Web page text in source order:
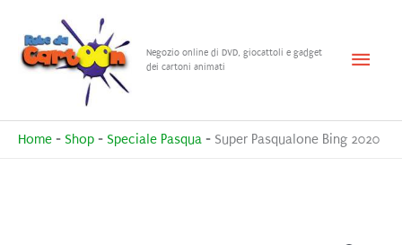
contenuto
Negozio online di DVD, giocattoli e gadget
dei cartoni animati
Menu
Home - Shop - Speciale Pasqua - Super Pasqualone Bing 2020